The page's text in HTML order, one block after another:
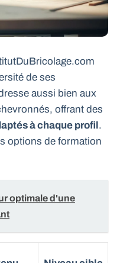
de ses
aussi bien aux
offrant des
à chaque profil.
options de formation
optimale d'une